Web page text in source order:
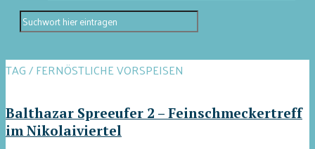
TAG / FERNÖSTLICHE VORSPEISEN
Balthazar Spreeufer 2 – Feinschmeckertreff
im Nikolaiviertel